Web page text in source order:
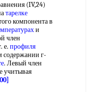
(IV,24)
тарелке
компонента в
и
член
е. профиля
содержании г-
. Левый член
учитывая